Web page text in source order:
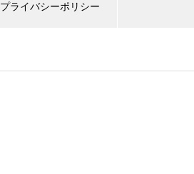
プライバシーポリシー